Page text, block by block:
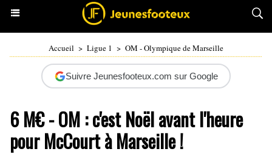
Accueil > Ligue 1 > OM - Olympique de Marseille
Suivre Jeunesfooteux.com sur Google
6 M€ - OM : c'est Noël avant l'heure
pour McCourt à Marseille !